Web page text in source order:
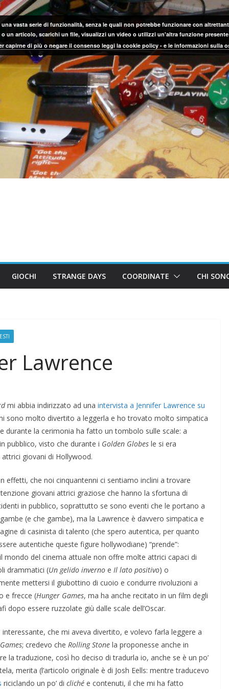
GIOCHI STRANGE DAYS COORDINATE CHI
Lawrence
mi abbia indirizzato ad una intervista a Jennifer Lawrence su
sono molto divertito a leggerla e ho trovato molto simpatica
durante la cerimonia ha fatto un tombolo sulle scale: a
pubblico, visto che durante i Golden Globes le si era
giovani di Hollywood.
effetti, che noi cinquantenni ci sentiamo inclini a trovare
giovani attrici graziose che hanno la sfortuna di
in pubblico, soprattutto se sono eventi che le portano a
(e che gambe), ma la Lawrence è davvero simpatica e
di casinista di talento (che spero autentica, per quanto
autentiche queste figure hollywodiane) “prende”:
mondo del cinema attuale non offre molte attrici capaci di
drammatici (Un gelido inverno e Il lato positivo) o
mettersi il giubottino di cuoio e condurre rivoluzioni a
e frecce (Hunger Games, ma ha anche recitato in un film degli
essere ruzzolate giù dalle scale dell’Oscar.
che mi aveva divertito, e volevo farla leggere a
; credevo che Rolling Stone la proponesse anche in
la traduzione, così ho deciso di tradurla io, anche se è un po’
merita (l’articolo originale è di Josh Eells: mentre traducevo
riciclando un po’ di cliché e contenuti, il che mi ha fatto
vasta serie di funzionalità, senza le quali non potrebbe funzionare con
un articolo, scarichi un file, visualizzi un video o utilizzi un'altra funzione
capirne di più o negare il consenso leggi la cookie policy - e le informazioni sulla